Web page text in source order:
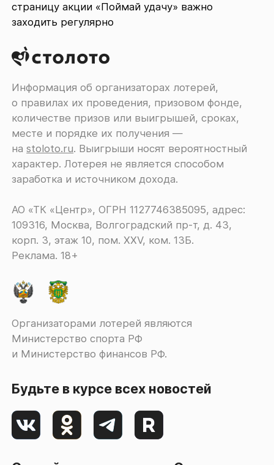
страницу акции «Поймай удачу» важно
заходить регулярно
Информация об организаторах лотерей,
о правилах их проведения, призовом фонде,
количестве призов или выигрышей, сроках,
месте и порядке их получения ―
наstoloto.ru. Выигрыши носят вероятностный
характер. Лотерея не является способом
заработка и источником дохода.
АО «ТК «Центр», ОГРН 1127746385095, адрес:
109316, Москва, Волгоградский пр-т, д. 43,
корп. 3, этаж 10, пом. XXV, ком. 13Б.
Реклама. 18+
Организаторами лотерей являются
Министерство спорта РФ
и Министерство финансов РФ.
Будьте в курсе всех новостей